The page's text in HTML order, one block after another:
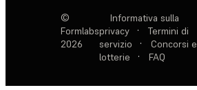
©
Formlabs
2026
Informativa sulla
privacy
·
Termini di
servizio
·
Concorsi e
lotterie
· FAQ